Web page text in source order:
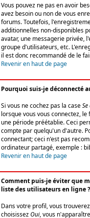
Vous pouvez ne pas en avoir
avez besoin ou non de vous
forums. Toutefois,
additionnelles non-disponibles
avatar, une messagerie privée,
groupe d'utilisateurs, etc.
il est donc recommandé de le
Revenir en haut de page
Pourquoi suis-je déconnecté
Si vous ne cochez pas la case
lorsque vous vous connectez,
une période préétablie. Ceci
compte par quelqu'un d'autre.
connectant; ceci n'est pas
ordinateur partagé, exemple :
Revenir en haut de page
Comment puis-je éviter que
liste des utilisateurs en ligne ?
Dans votre profil, vous
choisissezOui, vous